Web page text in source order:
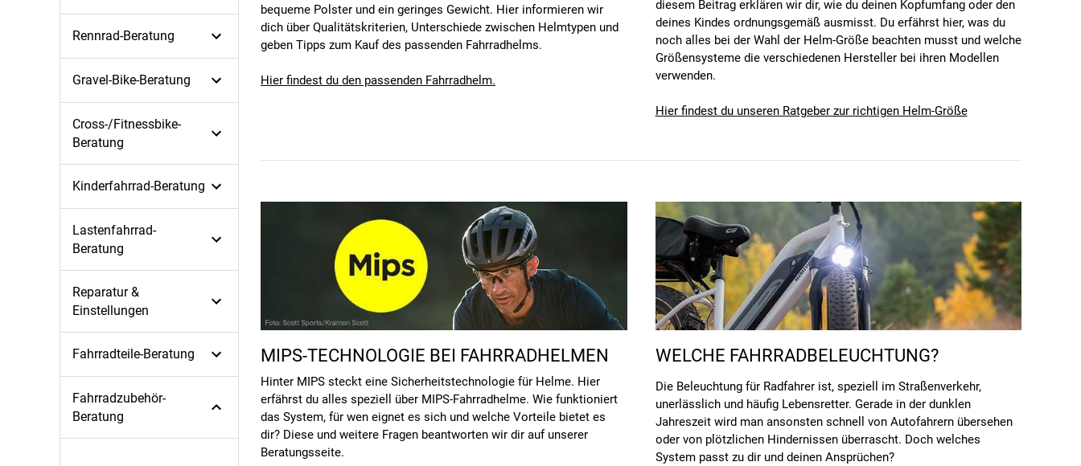
Rennrad-Beratung
Gravel-Bike-Beratung
Cross-/Fitnessbike-
Beratung
Kinderfahrrad-Beratung
Lastenfahrrad-
Beratung
Reparatur &
Einstellungen
Fahrradteile-Beratung
Fahrradzubehör-
Beratung
bequeme Polster und ein geringes Gewicht. Hier informieren wir
dich über Qualitätskriterien, Unterschiede zwischen Helmtypen und
geben Tipps zum Kauf des passenden Fahrradhelms.
Hier findest du den passenden Fahrradhelm.
diesem Beitrag erklären wir dir, wie du deinen Kopfumfang oder den
deines Kindes ordnungsgemäß ausmisst. Du erfährst hier, was du
noch alles bei der Wahl der Helm-Größe beachten musst und welche
Größensysteme die verschiedenen Hersteller bei ihren Modellen
verwenden.
Hier findest du unseren Ratgeber zur richtigen Helm-Größe
MIPS-TECHNOLOGIE BEI FAHRRADHELMEN
Hinter MIPS steckt eine Sicherheitstechnologie für Helme. Hier
erfährst du alles speziell über MIPS-Fahrradhelme. Wie funktioniert
das System, für wen eignet es sich und welche Vorteile bietet es
dir? Diese und weitere Fragen beantworten wir dir auf unserer
Beratungsseite.
WELCHE FAHRRADBELEUCHTUNG?
Die Beleuchtung für Radfahrer ist, speziell im Straßenverkehr,
unerlässlich und häufig Lebensretter. Gerade in der dunklen
Jahreszeit wird man ansonsten schnell von Autofahrern übersehen
oder von plötzlichen Hindernissen überrascht. Doch welches
System passt zu dir und deinen Ansprüchen?